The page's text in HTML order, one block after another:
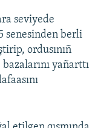
seviyede
senesinden berli
ordusınıñ
yañarttı